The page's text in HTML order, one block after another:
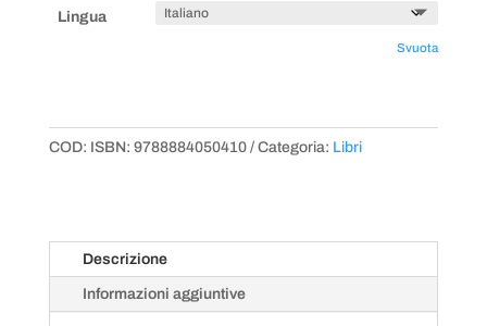
Lingua
Svuota
Tascabile
|
quantità
COD: ISBN: 9788884050410 Categoria: Libri
Descrizione
Informazioni aggiuntive